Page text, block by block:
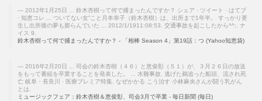
2012年1月25日 ... 鈴木杏樹って何で捕まったんですか？ シェア · ツイート · はてブ
· 知恵コレ ... ついてない女”こと月本幸子（鈴木杏樹）は、出所まで1年半。 すっかり更
生し出所後の夢も膨らんでいた ... 2012/1/1911:08:53. 交通事故を起こしたから^^;. ナ
イス 9.
鈴木杏樹って何で捕まったんですか？ - 「相棒 Season 4」第19話：つ (Yahoo知恵袋)
2016年2月20日 ... 司会の鈴木杏樹（４６）と恵俊彰（５１）が、３月２６日の放送
をもって番組を卒業することを発表した。 ... 水難事故. 逃げた鵜追った船頭、流され死
亡 岐阜・長良川 · 医療プレミア特集. なぜかかる こう治す 小林麻央さんが闘う乳がん
とは.
ミュージックフェア：鈴木杏樹＆恵俊彰、司会3月で卒業 - 毎日新聞 (毎日)